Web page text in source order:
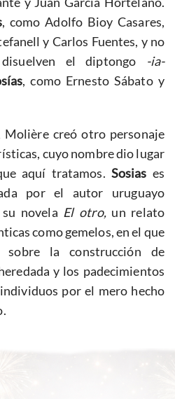
, como Adolfo Bioy Casares,
y Carlos Fuentes, y no
el diptongo
-ia-
, como Ernesto Sábato y
Molière creó otro personaje
cuyo nombre dio lugar
aquí tratamos. Sosias es
por el autor uruguayo
novela El otro, un relato
como gemelos, en el que
la construcción de
y los padecimientos
por el mero hecho